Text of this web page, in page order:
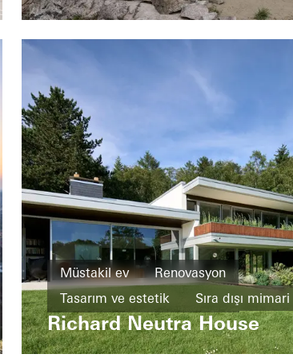
Müstakil ev
Renovasyon
Tasarım ve estetik
Sıra dışı mimari
Ünlü bina
Sürme kapılar
Germany
Richard Neutra House